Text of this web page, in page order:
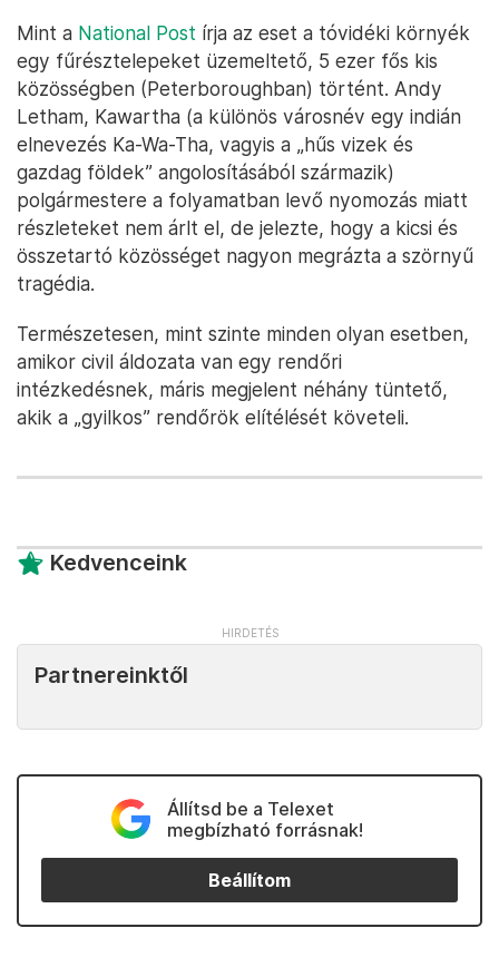
Mint a National Post írja az eset a tóvidéki környék
egy fűrésztelepeket üzemeltető, 5 ezer fős kis
közösségben (Peterboroughban) történt. Andy
Letham, Kawartha (a különös városnév egy indián
elnevezés Ka-Wa-Tha, vagyis a „hűs vizek és
gazdag földek” angolosításából származik)
polgármestere a folyamatban levő nyomozás miatt
részleteket nem árlt el, de jelezte, hogy a kicsi és
összetartó közösséget nagyon megrázta a szörnyű
tragédia.
Természetesen, mint szinte minden olyan esetben,
amikor civil áldozata van egy rendőri
intézkedésnek, máris megjelent néhány tüntető,
akik a „gyilkos” rendőrök elítélését követeli.
Kedvenceink
Partnereinktől
Állítsd be a Telexet
megbízható forrásnak!
Beállítom